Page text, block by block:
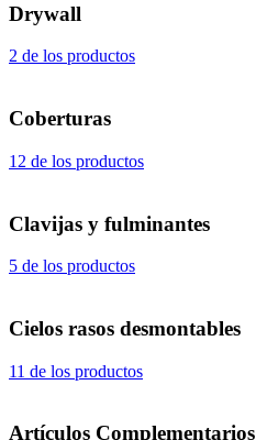
Drywall
2 de los productos
Coberturas
12 de los productos
Clavijas y fulminantes
5 de los productos
Cielos rasos desmontables
11 de los productos
Artículos Complementarios